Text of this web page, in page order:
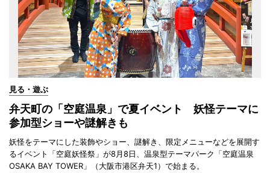
見る・遊ぶ
弁天町の「空庭温泉」で夏イベント 妖怪テーマに
参加型ショーや謎解きも
妖怪をテーマにした装飾やショー、謎解き、限定メニューなどを展開す
るイベント「空庭妖怪祭」が8月8日、温泉型テーマパーク「空庭温泉
OSAKA BAY TOWER」（大阪市港区弁天1）で始まる。